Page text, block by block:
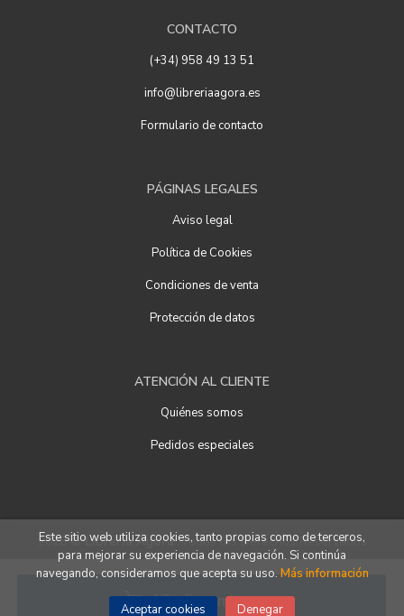
Añadir a mi cesta
CONTACTO
(+34) 958 49 13 51
info@libreriaagora.es
Formulario de contacto
PÁGINAS LEGALES
Aviso legal
Política de Cookies
Condiciones de venta
Protección de datos
ATENCIÓN AL CLIENTE
Quiénes somos
Pedidos especiales
2026 ©Librería Ágora. Todos los Derechos Reservados
Este sitio web utiliza cookies, tanto propias como de terceros,
para mejorar su experiencia de navegación. Si continúa
navegando, consideramos que acepta su uso. Más información
Aceptar cookies Denegar